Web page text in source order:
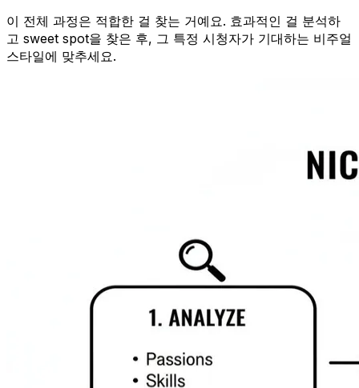
이 전체 과정은 적합한 걸 찾는 거예요. 효과적인 걸 분석하
고 sweet spot을 찾은 후, 그 특정 시청자가 기대하는 비주얼
스타일에 맞추세요.